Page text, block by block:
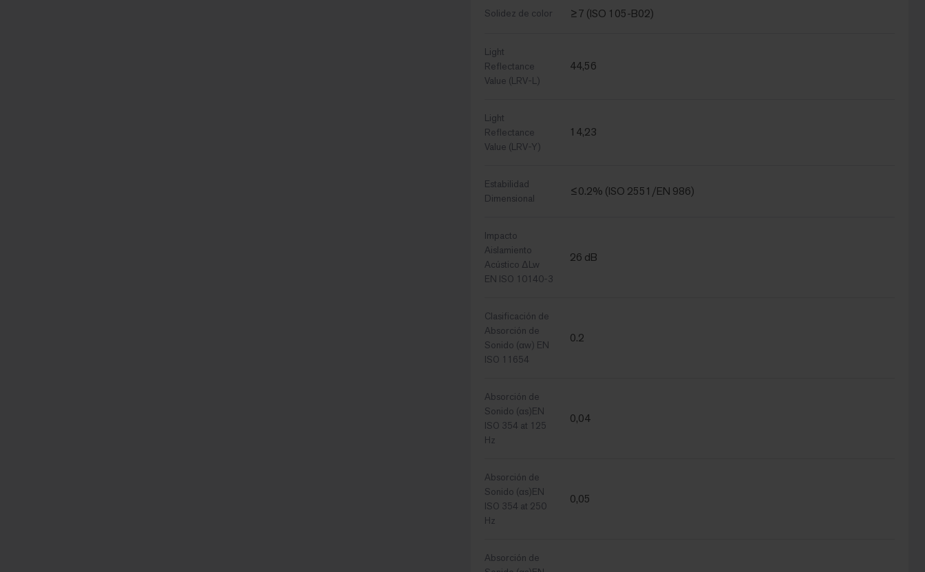
Solidez de color ≥7 (ISO 105-B02)
Light
Reflectance
Value (LRV-L)
44,56
Light
Reflectance
Value (LRV-Y)
14,23
Estabilidad
Dimensional
≤0.2% (ISO 2551/EN 986)
Impacto
Aislamiento
Acústico ΔLw
EN ISO 10140-3
26 dB
Clasificación de
Absorción de
Sonido (αw) EN
ISO 11654
0.2
Absorción de
Sonido (αs)EN
ISO 354 at 125
Hz
0,04
Absorción de
Sonido (αs)EN
ISO 354 at 250
Hz
0,05
Absorción de